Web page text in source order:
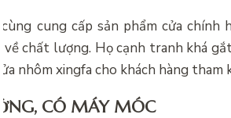
cung cấp sản phẩm cửa chính
chất lượng. Họ cạnh tranh khá
nhôm xingfa cho khách hàng tham
CÓ MÁY MÓC